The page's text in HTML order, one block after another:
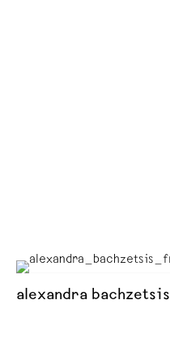
alexandra bachzetsis